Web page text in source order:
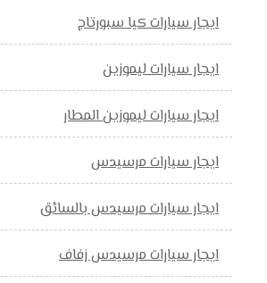
ايجار سيارات كيا سبورتاج
ايجار سيارات ليموزين
ايجار سيارات ليموزين المطار
ايجار سيارات مرسيدس
ايجار سيارات مرسيدس بالسائق
ايجار سيارات مرسيدس زفاف